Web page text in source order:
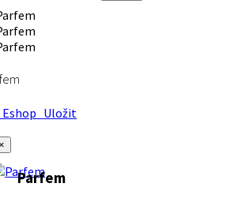
Uložit
Parfem